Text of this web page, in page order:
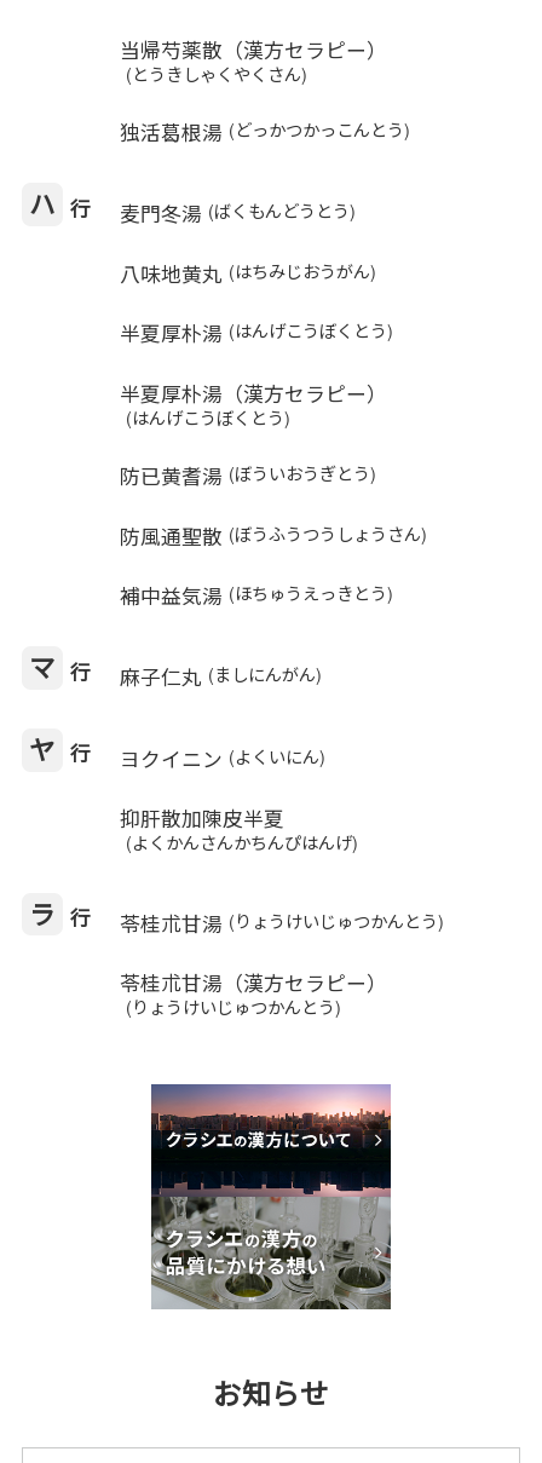
当帰芍薬散（漢方セラピー）
(とうきしゃくやくさん)
独活葛根湯 (どっかつかっこんとう)
ハ 行 麦門冬湯 (ばくもんどうとう)
八味地黄丸 (はちみじおうがん)
半夏厚朴湯 (はんげこうぼくとう)
半夏厚朴湯（漢方セラピー）
(はんげこうぼくとう)
防已黄耆湯 (ぼういおうぎとう)
防風通聖散 (ぼうふうつうしょうさん)
補中益気湯 (ほちゅうえっきとう)
マ 行 麻子仁丸 (ましにんがん)
ヤ 行 ヨクイニン (よくいにん)
抑肝散加陳皮半夏
(よくかんさんかちんぴはんげ)
ラ 行 苓桂朮甘湯 (りょうけいじゅつかんとう)
苓桂朮甘湯（漢方セラピー）
(りょうけいじゅつかんとう)
お知らせ